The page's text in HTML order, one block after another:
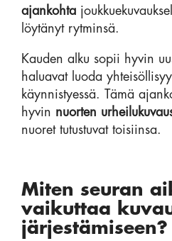
ajankohta
löytänyt rytminsä.
Kauden alku sopii hyvin
haluavat luoda
käynnistyessä. Tämä
hyvin nuorten
nuoret tutustuvat toisiinsa.
Miten seuran
vaikuttaa
järjestämiseen?